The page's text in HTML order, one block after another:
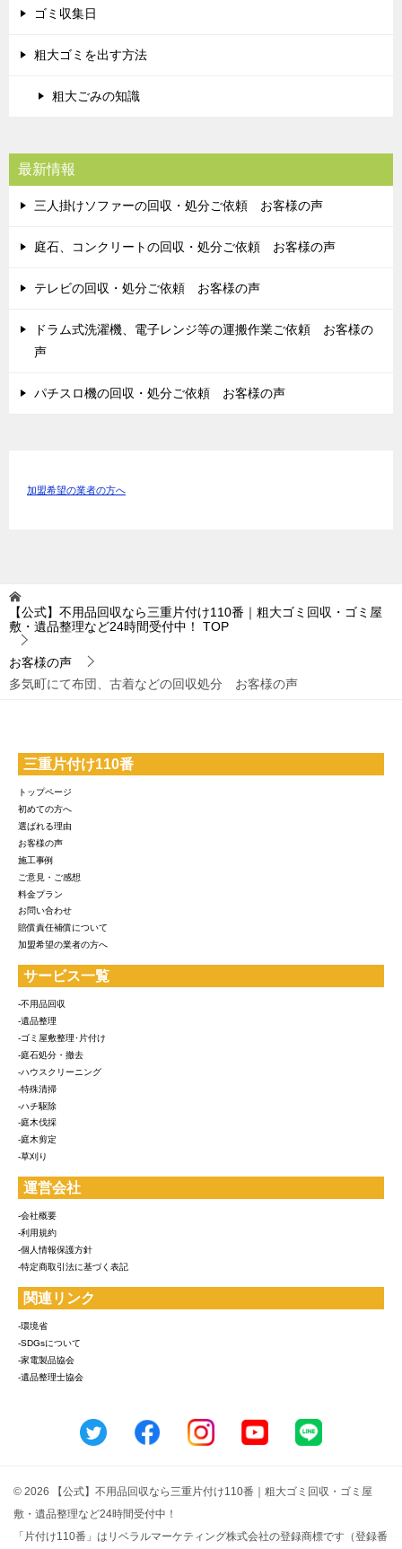
ゴミ収集日
粗大ゴミを出す方法
粗大ごみの知識
最新情報
三人掛けソファーの回収・処分ご依頼 お客様の声
庭石、コンクリートの回収・処分ご依頼 お客様の声
テレビの回収・処分ご依頼 お客様の声
ドラム式洗濯機、電子レンジ等の運搬作業ご依頼 お客様の
声
パチスロ機の回収・処分ご依頼 お客様の声
加盟希望の業者の方へ
【公式】不用品回収なら三重片付け110番｜粗大ゴミ回収・ゴミ屋
敷・遺品整理など24時間受付中！
TOP
お客様の声
多気町にて布団、古着などの回収処分 お客様の声
三重片付け110番
トップページ
初めての方へ
選ばれる理由
お客様の声
施工事例
ご意見・ご感想
料金プラン
お問い合わせ
賠償責任補償について
加盟希望の業者の方へ
サービス一覧
-不用品回収
-遺品整理
-ゴミ屋敷整理･片付け
-庭石処分・撤去
-ハウスクリーニング
-特殊清掃
-ハチ駆除
-庭木伐採
-庭木剪定
-草刈り
運営会社
-会社概要
-利用規約
-個人情報保護方針
-特定商取引法に基づく表記
関連リンク
-環境省
-SDGsについて
-家電製品協会
-遺品整理士協会
© 2026 【公式】不用品回収なら三重片付け110番｜粗大ゴミ回収・ゴミ屋
敷・遺品整理など24時間受付中！
「片付け110番」はリベラルマーケティング株式会社の登録商標です（登録番